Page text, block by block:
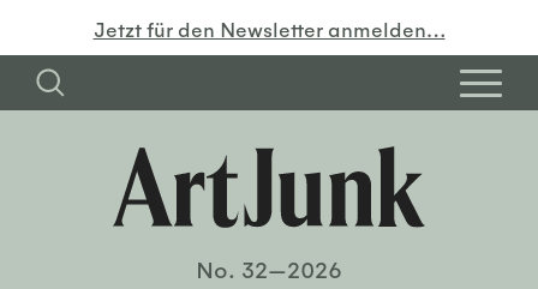
Jetzt für den Newsletter anmelden…
No. 32—2026